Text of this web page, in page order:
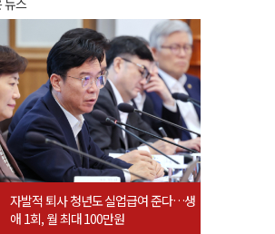
뉴스
자발적 퇴사 청년도 실업급여 준다…생
애 1회, 월 최대 100만원